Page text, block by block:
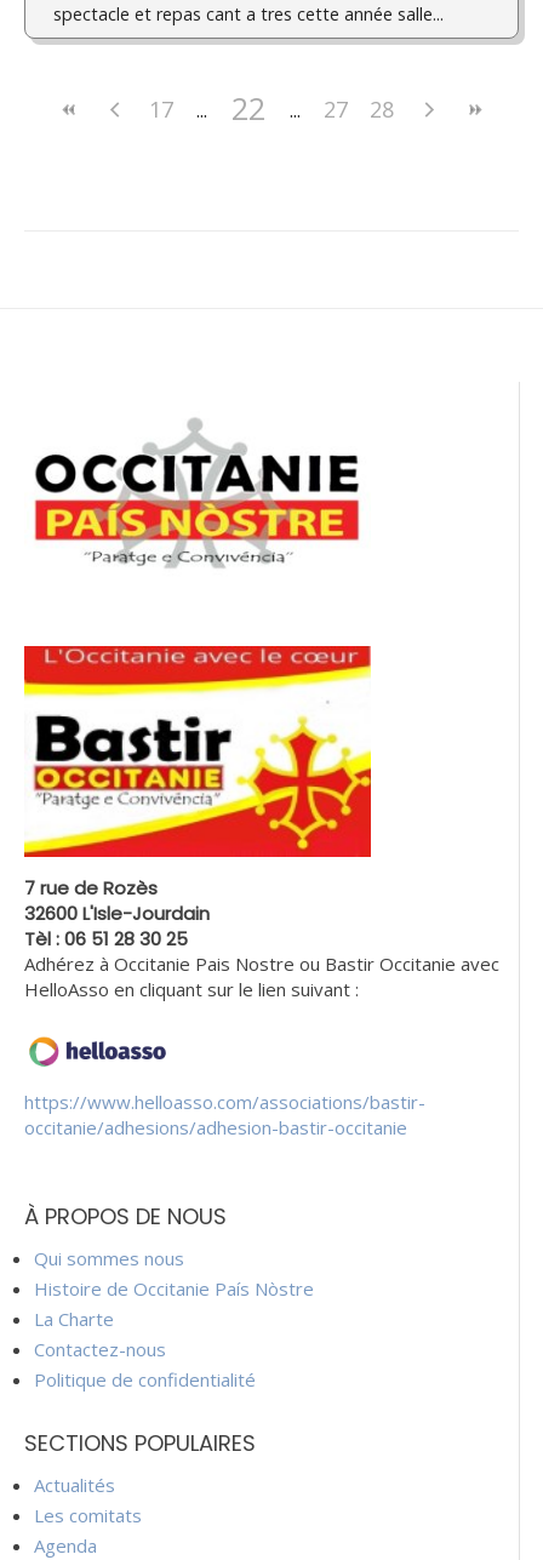
spectacle et repas cant a tres cette année salle...
17 22 27 28
7 rue de Rozès
32600 L'Isle-Jourdain
Tèl : 06 51 28 30 25
Adhérez à Occitanie Pais Nostre ou Bastir Occitanie avec
HelloAsso en cliquant sur le lien suivant :
https://www.helloasso.com/associations/bastir-
occitanie/adhesions/adhesion-bastir-occitanie
À PROPOS DE NOUS
Qui sommes nous
Histoire de Occitanie País Nòstre
La Charte
Contactez-nous
Politique de confidentialité
SECTIONS POPULAIRES
Actualités
Les comitats
Agenda